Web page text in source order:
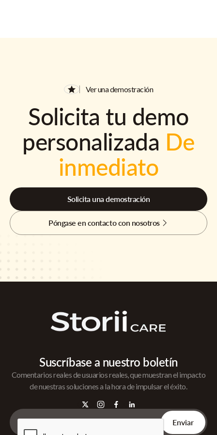
Ver una demostración
Solicita tu demo
personalizada De
inmediato
Solicita una demostración
Póngase en contacto con nosotros
Suscríbase a nuestro boletín
Comentarios reales de usuarios reales, que muestran el impacto
de nuestras soluciones a la hora de impulsar el éxito.